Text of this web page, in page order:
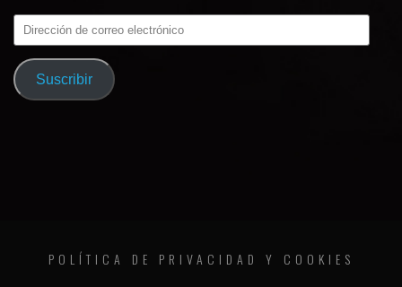
Dirección
de
correo
electrónico
Suscribir
POLÍTICA DE PRIVACIDAD Y COOKIES